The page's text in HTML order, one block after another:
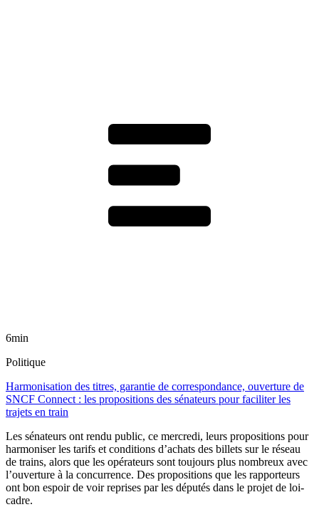
6min
Politique
Harmonisation des titres, garantie de correspondance, ouverture de
SNCF Connect : les propositions des sénateurs pour faciliter les
trajets en train
Les sénateurs ont rendu public, ce mercredi, leurs propositions pour
harmoniser les tarifs et conditions d’achats des billets sur le réseau
de trains, alors que les opérateurs sont toujours plus nombreux avec
l’ouverture à la concurrence. Des propositions que les rapporteurs
ont bon espoir de voir reprises par les députés dans le projet de loi-
cadre.